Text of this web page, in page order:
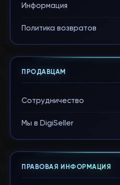
Информация
Политика возвратов
ПРОДАВЦАМ
Сотрудничество
Мы в DigiSeller
ПРАВОВАЯ ИНФОРМАЦИЯ